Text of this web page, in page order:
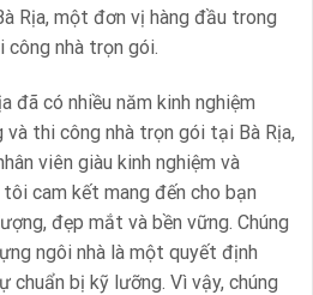
Rịa, một đơn vị hàng đầu trong
công nhà trọn gói.
đã có nhiều năm kinh nghiệm
thi công nhà trọn gói tại Bà Rịa,
viên giàu kinh nghiệm và
cam kết mang đến cho bạn
đẹp mắt và bền vững. Chúng
ngôi nhà là một quyết định
chuẩn bị kỹ lưỡng. Vì vậy, chúng